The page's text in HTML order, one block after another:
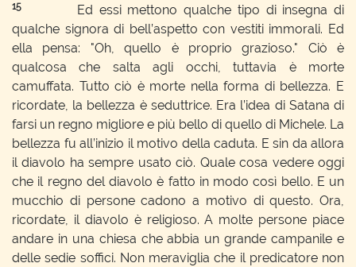
15
Ed essi mettono qualche tipo di insegna di
qualche signora di bell’aspetto con vestiti immorali. Ed
ella pensa: "Oh, quello è proprio grazioso." Ciò è
qualcosa che salta agli occhi, tuttavia è morte
camuffata. Tutto ciò è morte nella forma di bellezza. E
ricordate, la bellezza è seduttrice. Era l’idea di Satana di
farsi un regno migliore e più bello di quello di Michele. La
bellezza fu all’inizio il motivo della caduta. E sin da allora
il diavolo ha sempre usato ciò. Quale cosa vedere oggi
che il regno del diavolo è fatto in modo così bello. E un
mucchio di persone cadono a motivo di questo. Ora,
ricordate, il diavolo è religioso. A molte persone piace
andare in una chiesa che abbia un grande campanile e
delle sedie soffici. Non meraviglia che il predicatore non